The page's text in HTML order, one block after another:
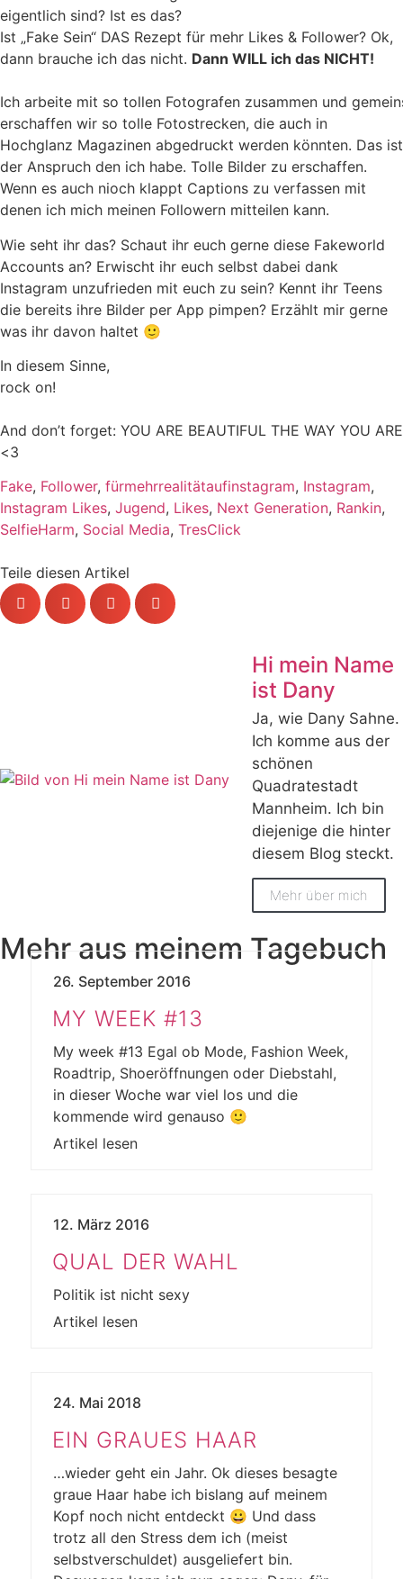
eigentlich sind? Ist es das?
Ist „Fake Sein“ DAS Rezept für mehr Likes & Follower? Ok,
dann brauche ich das nicht. Dann WILL ich das NICHT!
Ich arbeite mit so tollen Fotografen zusammen und
erschaffen wir so tolle Fotostrecken, die auch in
Hochglanz Magazinen abgedruckt werden könnten. Das ist
der Anspruch den ich habe. Tolle Bilder zu erschaffen.
Wenn es auch nioch klappt Captions zu verfassen mit
denen ich mich meinen Followern mitteilen kann.
Wie seht ihr das? Schaut ihr euch gerne diese Fakeworld
Accounts an? Erwischt ihr euch selbst dabei dank
Instagram unzufrieden mit euch zu sein? Kennt ihr Teens
die bereits ihre Bilder per App pimpen? Erzählt mir gerne
was ihr davon haltet 🙂
In diesem Sinne,
rock on!
And don’t forget: YOU ARE BEAUTIFUL THE WAY YOU ARE
<3
Fake, Follower, fürmehrrealitätaufinstagram, Instagram,
Instagram Likes, Jugend, Likes, Next Generation, Rankin,
SelfieHarm, Social Media, TresClick
Teile diesen Artikel
Hi mein Name
ist Dany
Ja, wie Dany Sahne.
Ich komme aus der
schönen
Quadratestadt
Mannheim. Ich bin
diejenige die hinter
diesem Blog steckt.
Mehr über mich
Mehr aus meinem Tagebuch
26. September 2016
MY WEEK #13
My week #13 Egal ob Mode, Fashion Week,
Roadtrip, Shoeröffnungen oder Diebstahl,
in dieser Woche war viel los und die
kommende wird genauso 🙂
Artikel lesen
12. März 2016
QUAL DER WAHL
Politik ist nicht sexy
Artikel lesen
24. Mai 2018
EIN GRAUES HAAR
…wieder geht ein Jahr. Ok dieses besagte
graue Haar habe ich bislang auf meinem
Kopf noch nicht entdeckt 😀 Und dass
trotz all den Stress dem ich (meist
selbstverschuldet) ausgeliefert bin.